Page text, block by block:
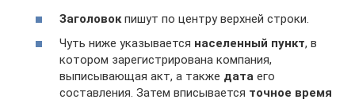
Заголовок пишут по центру верхней строки.
Чуть ниже указывается населенный пункт, в
котором зарегистрирована компания,
выписывающая акт, а также дата его
составления. Затем вписывается точное время